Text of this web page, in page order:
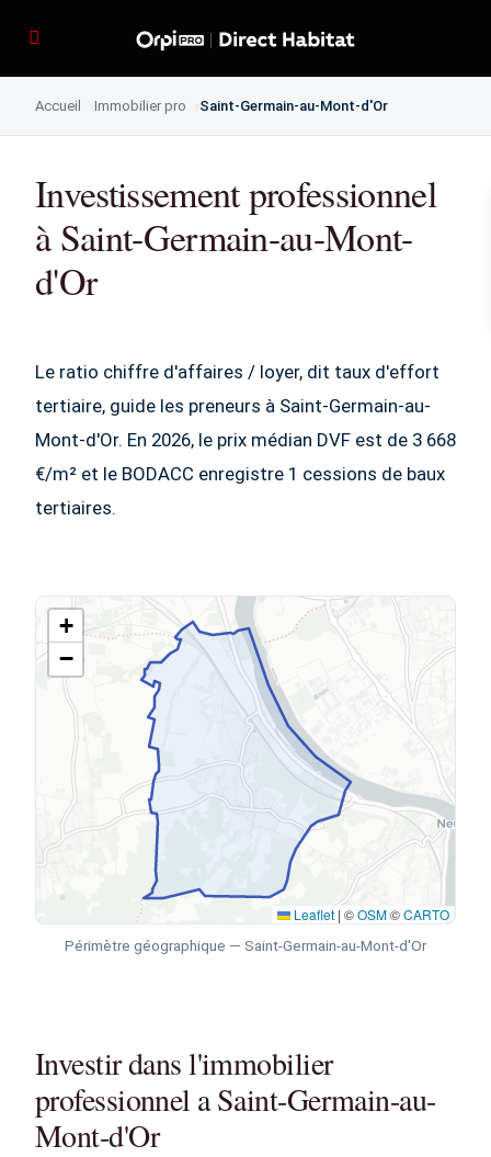
Accueil Immobilier pro Saint-Germain-au-Mont-d'Or
Investissement professionnel
à Saint-Germain-au-Mont-
d'Or
Le ratio chiffre d'affaires / loyer, dit taux d'effort
tertiaire, guide les preneurs à Saint-Germain-au-
Mont-d'Or. En 2026, le prix médian DVF est de 3 668
€/m² et le BODACC enregistre 1 cessions de baux
tertiaires.
+
−
Leaflet | ©OSM©CARTO
Périmètre géographique — Saint-Germain-au-Mont-d'Or
Investir dans l'immobilier
professionnel a Saint-Germain-au-
Mont-d'Or